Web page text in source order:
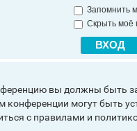
Запомнить
Скрыть моё
вы должны быть
конференции могут быть
с правилами и